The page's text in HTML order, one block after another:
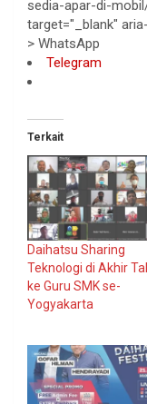
sedia-apar-di-
target="_blank"
> WhatsApp
Telegram
Terkait
Daihatsu Sharing
Teknologi di Akhir
ke Guru SMK se-
Yogyakarta